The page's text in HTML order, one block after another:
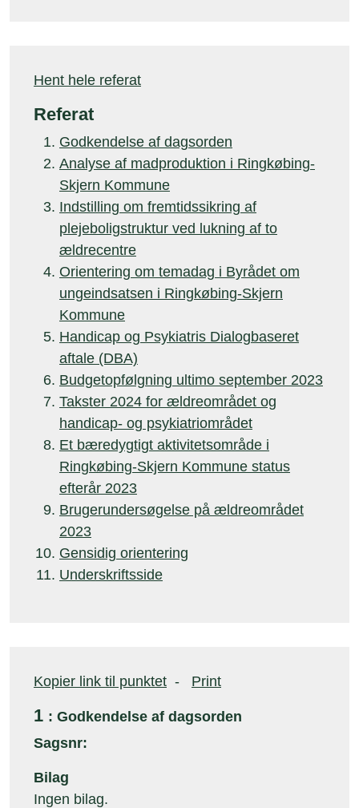
Hent hele referat
Referat
Godkendelse af dagsorden
Analyse af madproduktion i Ringkøbing-
Skjern Kommune
Indstilling om fremtidssikring af
plejeboligstruktur ved lukning af to
ældrecentre
Orientering om temadag i Byrådet om
ungeindsatsen i Ringkøbing-Skjern
Kommune
Handicap og Psykiatris Dialogbaseret
aftale (DBA)
Budgetopfølgning ultimo september 2023
Takster 2024 for ældreområdet og
handicap- og psykiatriområdet
Et bæredygtigt aktivitetsområde i
Ringkøbing-Skjern Kommune status
efterår 2023
Brugerundersøgelse på ældreområdet
2023
Gensidig orientering
Underskriftsside
Kopier link til punktet - Print
1 : Godkendelse af dagsorden
Sagsnr:
Bilag
Ingen bilag.